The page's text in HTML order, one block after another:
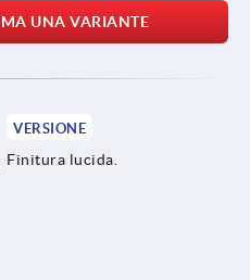
UNA VARIANTE
VERSIONE
Finitura lucida.